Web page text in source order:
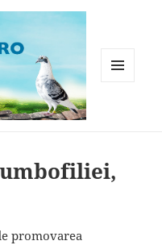
promovarea